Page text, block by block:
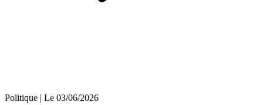
Politique | Le 03/06/2026